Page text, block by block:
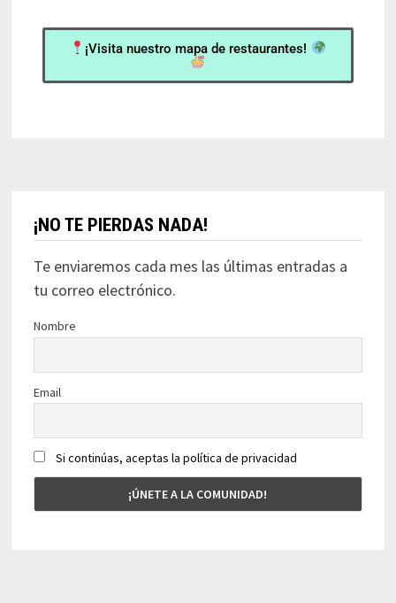
¡Visita nuestro mapa de restaurantes!
¡NO TE PIERDAS NADA!
Te enviaremos cada mes las últimas entradas a
tu correo electrónico.
Nombre
Email
Si continúas, aceptas la política de privacidad